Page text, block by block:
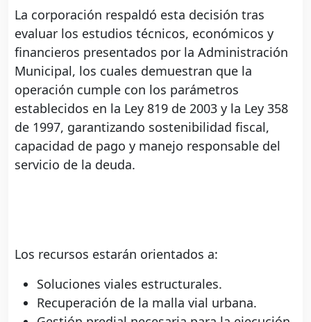
La corporación respaldó esta decisión tras
evaluar los estudios técnicos, económicos y
financieros presentados por la Administración
Municipal, los cuales demuestran que la
operación cumple con los parámetros
establecidos en la Ley 819 de 2003 y la Ley 358
de 1997, garantizando sostenibilidad fiscal,
capacidad de pago y manejo responsable del
servicio de la deuda.
Los recursos estarán orientados a:
Soluciones viales estructurales.
Recuperación de la malla vial urbana.